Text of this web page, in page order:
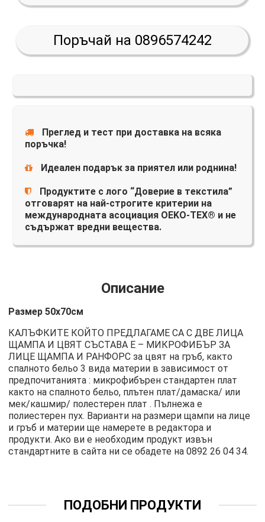
Поръчай на 0896574242
Преглед и тест при доставка на всяка
поръчка!
Идеален подарък за приятел или роднина!
Продуктите с лого “Доверие в текстила”
отговарят на най-строгите критерии на
международната асоциация OEKO-TEX® и не
съдържат вредни вещества.
Описание
Размер 50х70см
КАЛЪФКИТЕ КОЙТО ПРЕДЛАГАМЕ СА С ДВЕ ЛИЦА
ЩАМПА И ЦВЯТ СЪСТАВА Е – МИКРОФИБЪР ЗА
ЛИЦЕ ЩАМПА И РАНФОРС за цвят на гръб, както
спалното бельо 3 вида материи в зависимост от
предпочитанията : микрофибърен стандартен плат
както на спалното бельо, плътен плат/дамаска/ или
мек/кашмир/ полестерен плат . Пълнежа е
полиестерен пух. Варианти на размери щампи на лице
и гръб и материи ще намерете в редактора и
продукти. Ако ви е необходим продукт извън
стандартните в сайта ни се обадете на0892 26 04 34.
ПОДОБНИ ПРОДУКТИ